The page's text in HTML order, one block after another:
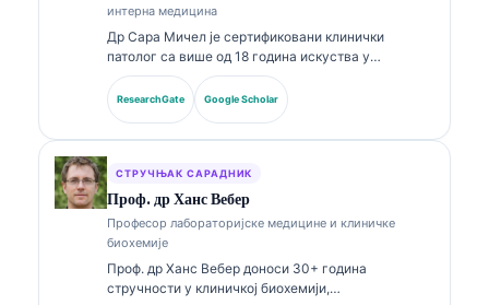
интерна медицина
Др Сара Мичел је сертификовани клинички
патолог са више од 18 година искуства у
лабораторијској медицини и дијагностичкој
анализи. Поседује специјалистичке сертификате
из клиничке хемије и опширно је објављивала
ResearchGate Google Scholar
СТРУЧЊАК САРАДНИК
Проф. др Ханс Вебер
Професор лабораторијске медицине и клиничке
биохемије
Проф. др Ханс Вебер доноси 30+ година
стручности у клиничкој биохемији,